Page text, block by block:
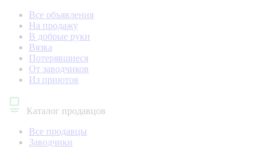
Все объявления
На продажу
В добрые руки
Вязка
Потерявшиеся
От заводчиков
Из приютов
Каталог продавцов
Все продавцы
Заводчики